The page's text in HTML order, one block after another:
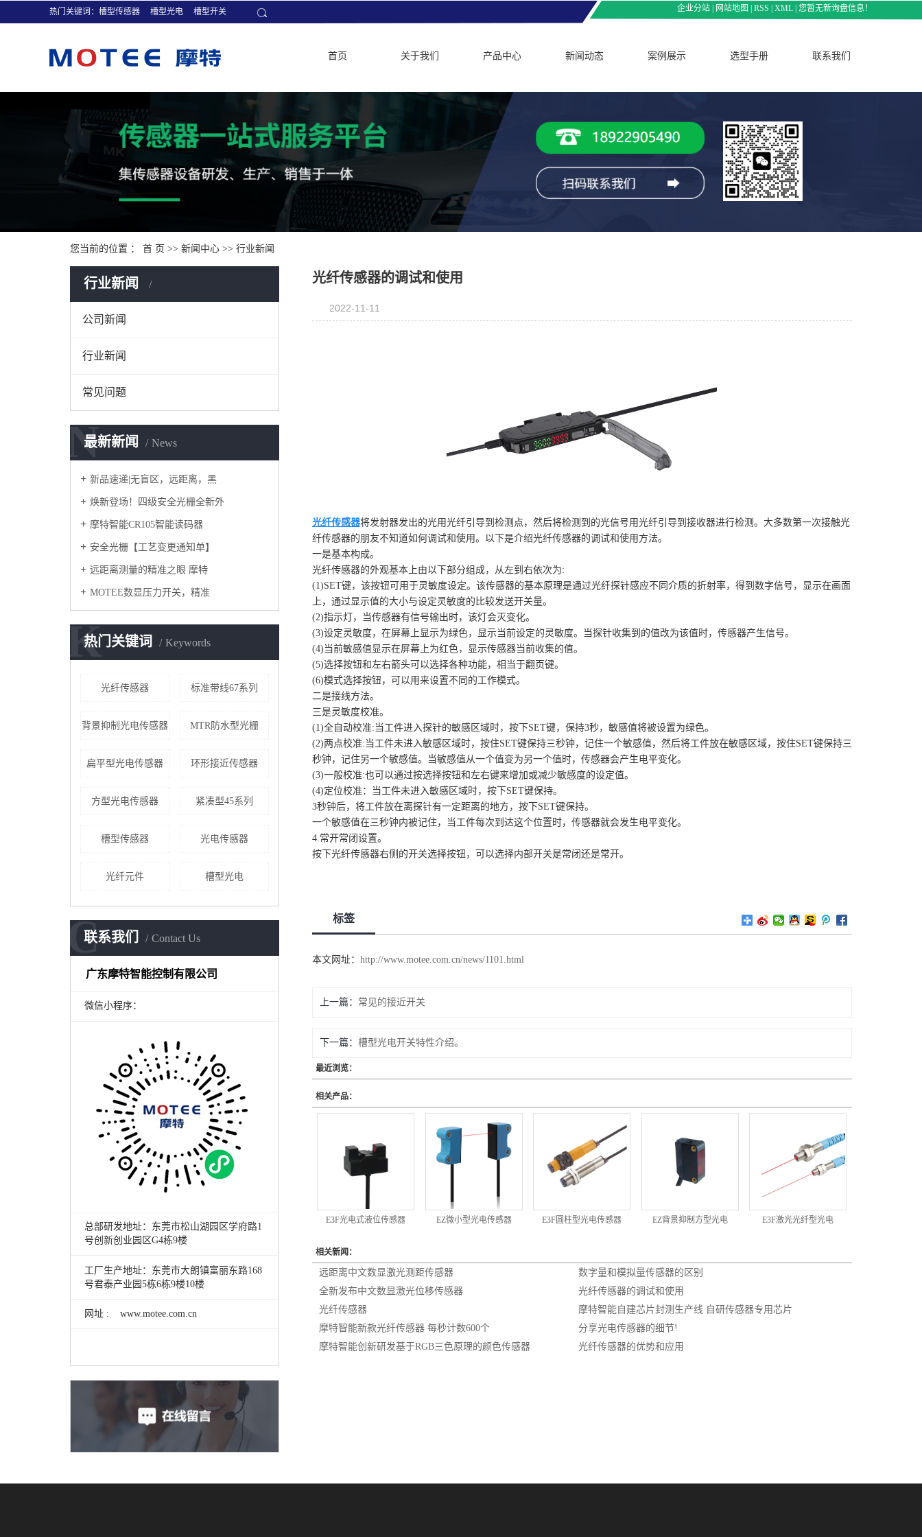
热门关键词： 槽型传感器 槽型光电 槽型开关 企业分站 网站地图 RSS XML 您暂无新询盘信息！
首页 关于我们 产品中心 新闻动态 案例展示 选型手册 联系我们
您当前的位置 ： 首 页 >> 新闻中心 >> 行业新闻
行业新闻
公司新闻
行业新闻
常见问题
最新新闻 News
N
新品速递|无盲区，远距离，黑
焕新登场！四级安全光栅全新外
摩特智能CR105智能读码器
安全光栅【工艺变更通知单】
远距离测量的精准之眼 摩特
MOTEE数显压力开关，精准
热门关键词 Keywords
K
光纤传感器 标准带线67系列
背景抑制光电传感器 MTR防水型光栅
扁平型光电传感器 环形接近传感器
方型光电传感器 紧凑型45系列
槽型传感器 光电传感器
光纤元件 槽型光电
联系我们 Contact Us
C
广东摩特智能控制有限公司
微信小程序：
总部研发地址：东莞市松山湖园区学府路1
号创新创业园区G4栋9楼
工厂生产地址：东莞市大朗镇富丽东路168
号君泰产业园5栋6栋9楼10楼
网址 : www.motee.com.cn
光纤传感器的调试和使用
2022-11-11
光纤传感器将发射器发出的光用光纤引导到检测点，然后将检测到的光信号用光纤引导到接收器进行检测。大多数第一次接触光
纤传感器的朋友不知道如何调试和使用。以下是介绍光纤传感器的调试和使用方法。
一是基本构成。
光纤传感器的外观基本上由以下部分组成，从左到右依次为:
(1)SET键，该按钮可用于灵敏度设定。该传感器的基本原理是通过光纤探针感应不同介质的折射率，得到数字信号，显示在画面
上，通过显示值的大小与设定灵敏度的比较发送开关量。
(2)指示灯，当传感器有信号输出时，该灯会灭变化。
(3)设定灵敏度，在屏幕上显示为绿色，显示当前设定的灵敏度。当探针收集到的值改为该值时，传感器产生信号。
(4)当前敏感值显示在屏幕上为红色，显示传感器当前收集的值。
(5)选择按钮和左右箭头可以选择各种功能，相当于翻页键。
(6)模式选择按钮，可以用来设置不同的工作模式。
二是接线方法。
三是灵敏度校准。
(1)全自动校准:当工件进入探针的敏感区域时，按下SET键，保持3秒，敏感值将被设置为绿色。
(2)两点校准:当工件未进入敏感区域时，按住SET键保持三秒钟，记住一个敏感值，然后将工件放在敏感区域，按住SET键保持三
秒钟，记住另一个敏感值。当敏感值从一个值变为另一个值时，传感器会产生电平变化。
(3)一般校准:也可以通过按选择按钮和左右键来增加或减少敏感度的设定值。
(4)定位校准：当工件未进入敏感区域时，按下SET键保持。
3秒钟后，将工件放在离探针有一定距离的地方，按下SET键保持。
一个敏感值在三秒钟内被记住，当工件每次到达这个位置时，传感器就会发生电平变化。
4.常开常闭设置。
按下光纤传感器右侧的开关选择按钮，可以选择内部开关是常闭还是常开。
标签
本文网址： http://www.motee.com.cn/news/1101.html
上一篇： 常见的接近开关
下一篇： 槽型光电开关特性介绍。
最近浏览：
相关产品：
E3F光电式液位传感器 EZ微小型光电传感器 E3F圆柱型光电传感器 EZ背景抑制方型光电 E3F激光光纤型光电
相关新闻：
远距离中文数显激光测距传感器
数字量和模拟量传感器的区别
全新发布中文数显激光位移传感器
光纤传感器的调试和使用
光纤传感器
摩特智能自建芯片封测生产线 自研传感器专用芯片
摩特智能新款光纤传感器 每秒计数600个
分享光电传感器的细节!
摩特智能创新研发基于RGB三色原理的颜色传感器
光纤传感器的优势和应用